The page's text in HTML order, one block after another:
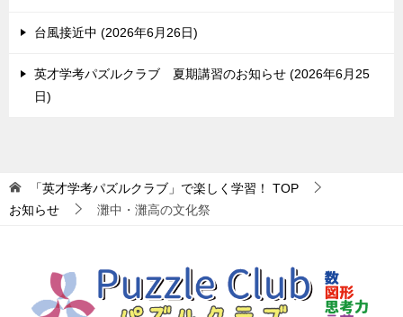
台風接近中 2026年6月26日
英才学考パズルクラブ 夏期講習のお知らせ
2026年6月25
日
「英才学考パズルクラブ」で楽しく学習！
TOP
お知らせ
灘中・灘高の文化祭